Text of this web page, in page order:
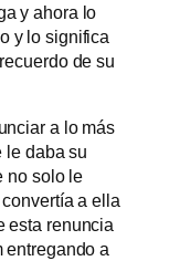
y ahora lo
y lo significa
de su
a lo más
le daba su
no solo le
a ella
esta renuncia
entregando a